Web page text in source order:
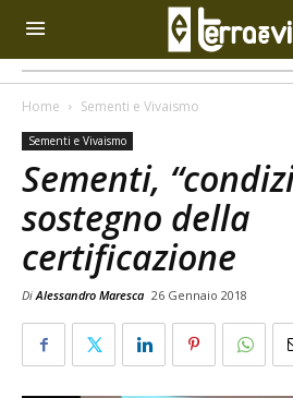
Home Sementi e Vivaismo
Sementi e Vivaismo
Sementi,
sostegno della
certificazione
DiAlessandro Maresca 26 Gennaio 2018